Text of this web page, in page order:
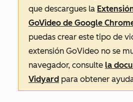
que descargues la
GoVideo de Google
puedas crear este tipo de
extensión GoVideo no se
navegador, consulte la
Vidyard para obtener